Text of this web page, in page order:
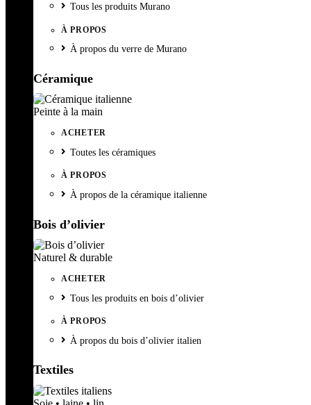
Tous les produits Murano
À PROPOS
À propos du verre de Murano
Céramique
Peinte à la main
ACHETER
Toutes les céramiques
À PROPOS
À propos de la céramique italienne
Bois d’olivier
Naturel & durable
ACHETER
Tous les produits en bois d’olivier
À PROPOS
À propos du bois d’olivier italien
Textiles